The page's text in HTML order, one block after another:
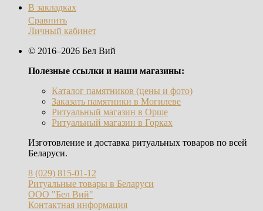
В закладках
Сравнить
Личный кабинет
© 2016–2026 Бел Вий
Полезные ссылки и наши магазины:
Каталог памятников (цены и фото)
Заказать памятники в Могилеве
Ритуальный магазин в Орше
Ритуальный магазин в Горках
Изготовление и доставка ритуальных товаров по всей
Беларуси.
8 (029) 815-01-12
Ритуальные товары в Беларуси
ООО "Бел Вий"
Контактная информация